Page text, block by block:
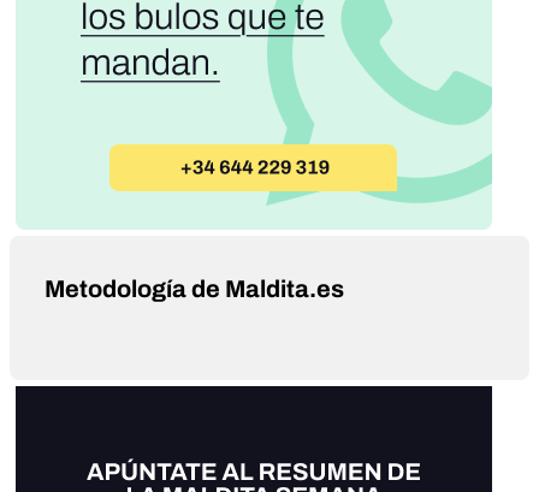
Metodología de Maldita.es